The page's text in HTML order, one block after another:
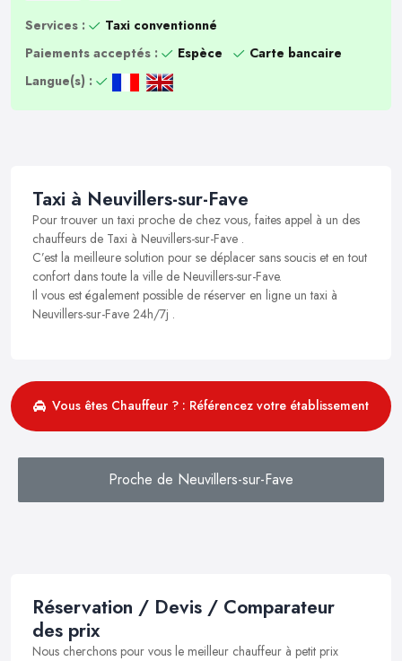
Services :
Taxi conventionné
Paiements acceptés :
Espèce
Carte bancaire
Langue(s) :
Taxi à Neuvillers-sur-Fave
Pour trouver un taxi proche de chez vous, faites appel à un des
chauffeurs de Taxi à Neuvillers-sur-Fave .
C’est la meilleure solution pour se déplacer sans soucis et en tout
confort dans toute la ville de Neuvillers-sur-Fave.
Il vous est également possible de réserver en ligne un taxi à
Neuvillers-sur-Fave 24h/7j .
Vous êtes Chauffeur ? : Référencez votre établissement
Proche de Neuvillers-sur-Fave
Réservation / Devis / Comparateur
des prix
Nous cherchons pour vous le meilleur chauffeur à petit prix